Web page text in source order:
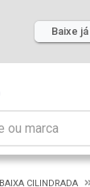
Baixe
BAIXA CILINDRADA